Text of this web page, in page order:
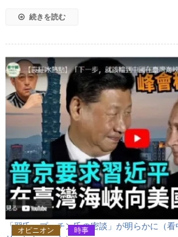
続きを読む
「習氏・プーチン氏の密談」が明らかに（看
オピニオン 時事